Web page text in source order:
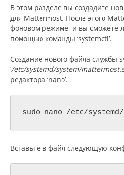
В этом разделе вы создадите
для Mattermost. После этого
фоновом режиме, и вы сможете
помощью команды ‘systemctl’.
Создание нового файла службы
‘/etc/systemd/system/
редактора ‘nano’.
sudo nano /etc/
Вставьте в файл следующую